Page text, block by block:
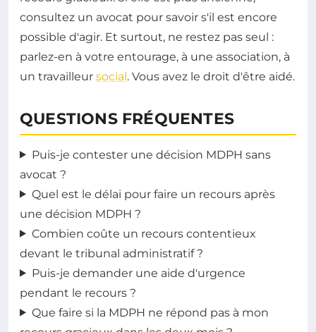
consultez un avocat pour savoir s'il est encore
possible d'agir. Et surtout, ne restez pas seul :
parlez-en à votre entourage, à une association, à
un travailleur social. Vous avez le droit d'être aidé.
QUESTIONS FRÉQUENTES
Puis-je contester une décision MDPH sans
avocat ?
Quel est le délai pour faire un recours après
une décision MDPH ?
Combien coûte un recours contentieux
devant le tribunal administratif ?
Puis-je demander une aide d'urgence
pendant le recours ?
Que faire si la MDPH ne répond pas à mon